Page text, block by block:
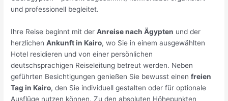
und professionell begleitet.
Ihre Reise beginnt mit derAnreise nach Ägypten und der
herzlichenAnkunft in Kairo, wo Sie in einem ausgewählten
Hotel residieren und von einer persönlichen
deutschsprachigen Reiseleitung betreut werden. Neben
geführten Besichtigungen genießen Sie bewusst einenfreien
Tag in Kairo, den Sie individuell gestalten oder für optionale
Ausflüge nutzen können. Zu den absoluten Höhepunkten